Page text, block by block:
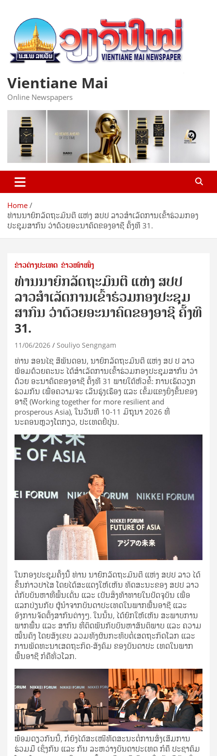
content
Vientiane Mai
Online Newspapers
Home
ທ່ານນາຍົກລັດຖະມົນຕີ ແຫ່ງ ສປປ ລາວສຳເລັດການເຂົ້າຮ່ວມກອງ
ປະຊຸມສາກົນ ວ່າດ້ວຍອະນາຄົດຂອງອາຊີ ຄັ້ງທີ 31.
ຂ່າວຕ່າງປະເທດ ຂ່າວໜ້າໜຶ່ງ
ທ່ານນາຍົກລັດຖະມົນຕີ ແຫ່ງ ສປປ
ລາວສຳເລັດການເຂົ້າຮ່ວມກອງປະຊຸມ
ສາກົນ ວ່າດ້ວຍອະນາຄົດຂອງອາຊີ ຄັ້ງທີ
31.
11/06/2026 Souliyo Sengngam
ທ່ານ ສອນໄຊ ສີພັນດອນ, ນາຍົກລັດຖະມົນຕີ ແຫ່ງ ສປ ປ ລາວ
ພ້ອມດ້ວຍຄະນະ ໄດ້ສຳເລັດການເຂົ້າຮ່ວມກອງ​ປະຊຸມ​ສາກົນ ວ່າ
ດ້ວຍ ອະນາຄົດ​ຂອງ​ອາຊີ ຄັ້ງ​ທີ 31 ພາຍໃຕ້ຫົວຂໍ້: ການເຮັດວຽກ
ຮ່ວມກັນ ເພື່ອຄວາມຈະ ເລີນຮຸ່ງເຮືອງ ແລະ ເຂັ້ມແຂງຍິ່ງຂຶ້ນຂອງ
ອາຊີ (Working together for more resilient and
prosperous Asia), ​ໃນວັນ​ທີ 10-11 ມິຖຸນາ 2026 ທີ່
ນະຄອນຫຼວງໂຕກຽວ, ປະເທດຍີ່ປຸ່ນ.
ໃນກອງປະຊຸມຄັ້ງນີ້ ທ່ານ ນາຍົກລັດຖະມົນຕີ ແຫ່ງ ສປປ ລາວ ໄດ້
ຂຶ້ນກ່າວປາໄສ ໂດຍໄດ້ສະແດງໃຫ້ເຫັນ ທັດສະນະຂອງ ສປປ ລາວ
ຕໍ່ກັບບັນຫາທີ່ພົ້ນເດັ່ນ ແລະ ເປັນສິ່ງທ້າທາຍໃນປັດຈຸບັນ ເພື່ອ
ແລກປ່ຽນກັບ ຜູ້ນໍາຈາກບັນດາປະເທດໃນພາກພື້ນອາຊີ ແລະ
ອົງການຈັດຕັ້ງສາກົນຕ່າງໆ. ໃນນັ້ນ, ໄດ້ຍົກໃຫ້ເຫັນ ສະພາບການ
ພາກພື້ນ ແລະ ສາກົນ ທີ່ຕິດພັນກັບບັນຫາສັນຕິພາບ ແລະ ຄວາມ
ໝັ້ນຄົງ ໂດຍສັງເຂບ ລວມທັງຜົນກະທົບຕໍ່ເສດຖະກິດໂລກ ແລະ
ການພັດທະນາເສດຖະກິດ-ສັງຄົມ ຂອງບັນດາປະ ເທດໃນພາກ
ພື້ນອາຊີ ກໍຄືທົ່ວໂລກ.
ພ້ອມດຽວກັນນີ້, ກໍຍັງໄດ້ສະເໜີທັດສະນະຕໍ່ການສົ່ງເສີມການ
ຮ່ວມມື ເຊິ່ງກັນ ແລະ ກັນ ລະຫວ່າງບັນດາປະເທດ ກໍຄື ປະຊາຄົມ